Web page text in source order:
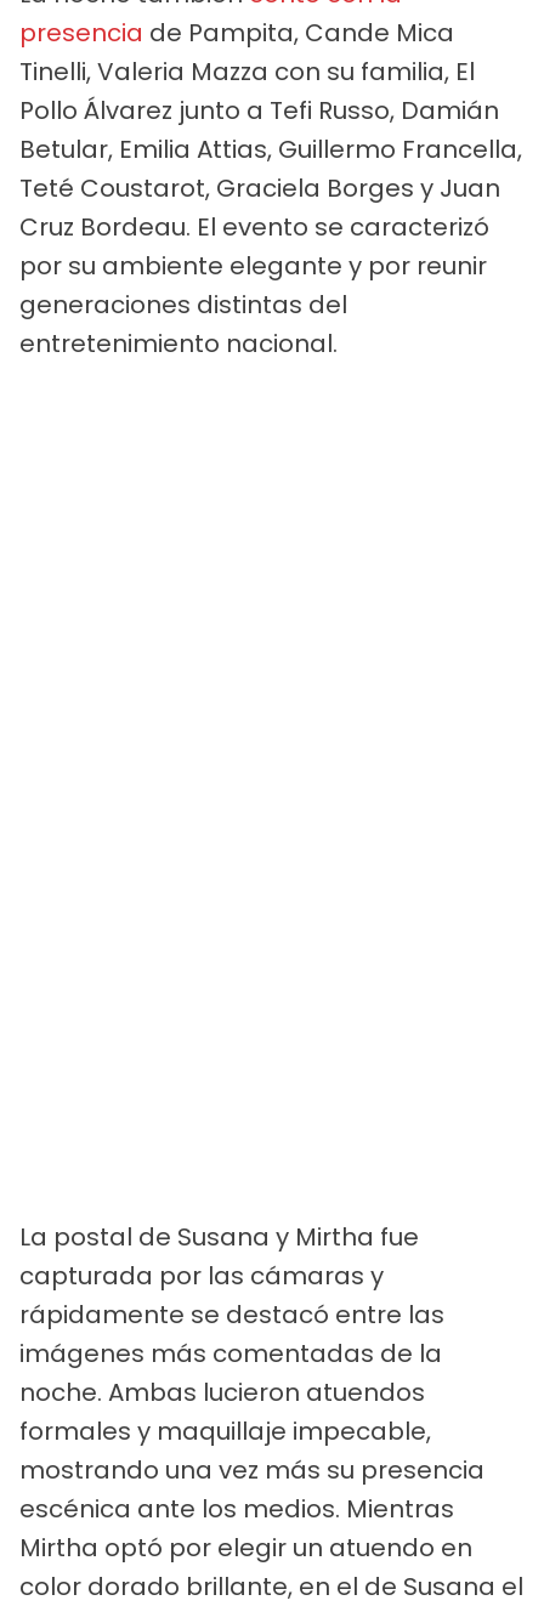
presencia de Pampita, Cande Mica
Tinelli, Valeria Mazza con su familia, El
Pollo Álvarez junto a Tefi Russo, Damián
Betular, Emilia Attias, Guillermo Francella,
Teté Coustarot, Graciela Borges y Juan
Cruz Bordeau. El evento se caracterizó
por su ambiente elegante y por reunir
generaciones distintas del
entretenimiento nacional.
La postal de Susana y Mirtha fue
capturada por las cámaras y
rápidamente se destacó entre las
imágenes más comentadas de la
noche. Ambas lucieron atuendos
formales y maquillaje impecable,
mostrando una vez más su presencia
escénica ante los medios. Mientras
Mirtha optó por elegir un atuendo en
color dorado brillante, en el de Susana el